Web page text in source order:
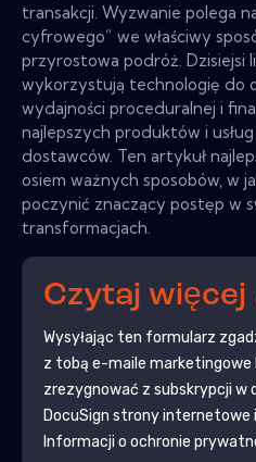
transakcji. Wyzwanie polega
cyfrowego” we właściwy
przyrostowa podróż. Dzisiejsi
wykorzystują technologię do
wydajności proceduralnej i
najlepszych produktów i
dostawców. Ten artykuł
osiem ważnych sposobów, w
poczynić znaczący postęp w
transformacjach.
Czytaj więcej
Wysyłając ten formularz
z tobą e-maile marketingowe
zrezygnować z subskrypcji w
DocuSign strony internetowe
Informacji o ochronie